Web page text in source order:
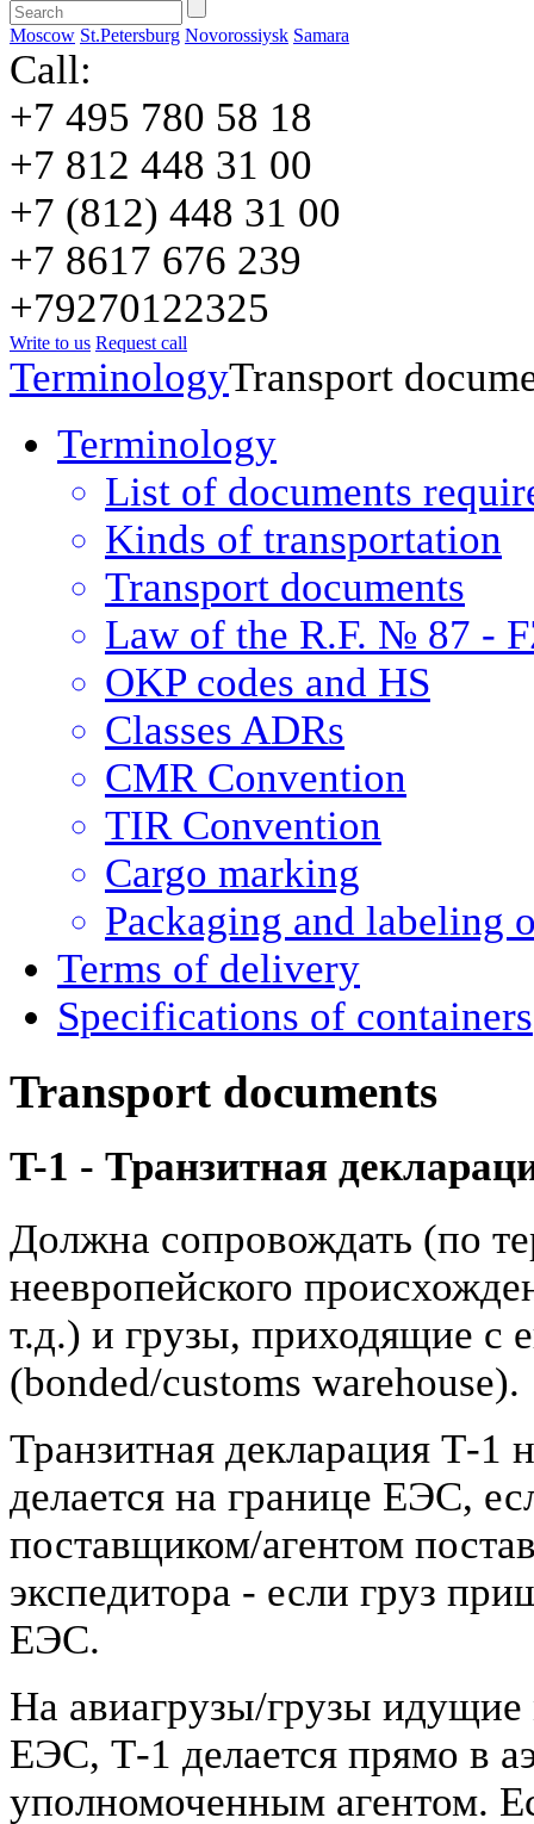
Moscow St.Petersburg Novorossiysk Samara
Call:
+7 495 780 58 18
+7 812 448 31 00
+7 (812) 448 31 00
+7 8617 676 239
+79270122325
Write to us Request call
TerminologyTransport
Terminology
List of documents
Kinds of transportation
Transport documents
Law of the R.F. № 87 -
OKP codes and HS
Classes ADRs
CMR Convention
TIR Convention
Cargo marking
Packaging and labeling
Terms of delivery
Specifications of containers
Transport documents
T-1 - Транзитная
Должна сопровождать (по
неевропейского
т.д.) и грузы, приходящие с
(bonded/customs warehouse).
Транзитная декларация Т-
делается на границе ЕЭС,
поставщиком/агентом
экспедитора - если груз
ЕЭС.
На авиагрузы/грузы
ЕЭС, Т-1 делается прямо в
уполномоченным агентом.